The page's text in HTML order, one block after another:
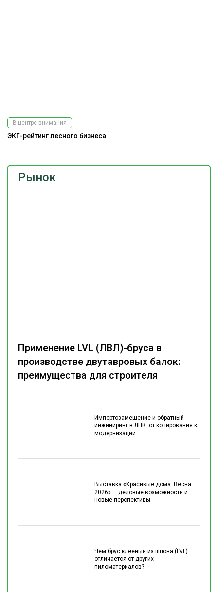
Рынок
Импортозамещение и обратный
инжиниринг в ЛПК: от копирования к
модернизации
Выставка «Красивые дома. Весна
2026» — деловые возможности и
новые перспективы
Чем брус клеёный из шпона (LVL)
отличается от других
пиломатериалов?
Применение LVL (ЛВЛ)-бруса в
производстве двутавровых балок:
преимущества для строителя
В центре внимания
ЭКГ-рейтинг лесного бизнеса